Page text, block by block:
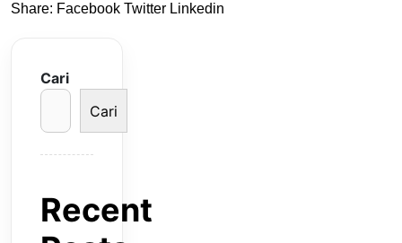
Share: Facebook Twitter Linkedin
Cari
Cari
Recent